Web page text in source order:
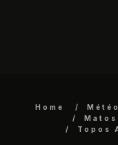
Home Météo
Topos